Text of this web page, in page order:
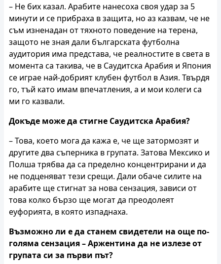
– Не бих казал. Арабите нанесоха своя удар за 5
минути и се прибраха в защита, но аз казвам, че не
съм изненадан от тяхното поведение на терена,
защото не зная дали българската футболна
аудитория има представа, че реалностите в света в
момента са такива, че в Саудитска Арабия и Япония
се играе най-добрият клубен футбол в Азия. Твърдя
го, тъй като имам впечатления, а и мои колеги са
ми го казвали.
Докъде може да стигне Саудитска Арабия?
– Това, което мога да кажа е, че ще затормозят и
другите два съперника в групата. Затова Мексико и
Полша трябва да са пределно концентрирани и да
не подценяват тези срещи. Дали обаче силите на
арабите ще стигнат за нова сензация, зависи от
това колко бързо ще могат да преодолеят
еуфорията, в която изпаднаха.
Възможно ли е да станем свидетели на още по-
голяма сензация – Аржентина да не излезе от
групата си за първи път?